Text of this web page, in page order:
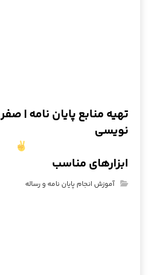
تهیه منابع پایان نامه |
نویسی
ابزارهای مناسب
آموزش انجام پایان نامه و رساله